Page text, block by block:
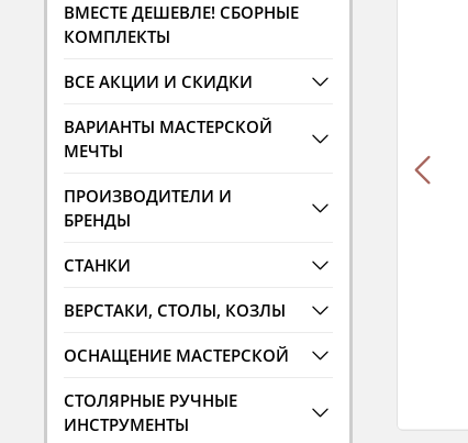
ВМЕСТЕ ДЕШЕВЛЕ! СБОРНЫЕ
КОМПЛЕКТЫ
ВСЕ АКЦИИ И СКИДКИ
ВАРИАНТЫ МАСТЕРСКОЙ
МЕЧТЫ
ПРОИЗВОДИТЕЛИ И
БРЕНДЫ
СТАНКИ
ВЕРСТАКИ, СТОЛЫ, КОЗЛЫ
ОСНАЩЕНИЕ МАСТЕРСКОЙ
СТОЛЯРНЫЕ РУЧНЫЕ
ИНСТРУМЕНТЫ